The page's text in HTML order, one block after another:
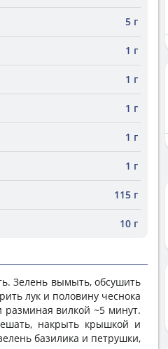
5 г
1 г
1 г
1 г
1 г
1 г
115 г
10 г
Зелень вымыть, обсушить
лук и половину чеснока
вилкой ~5 минут.
накрыть крышкой и
базилика и петрушки,